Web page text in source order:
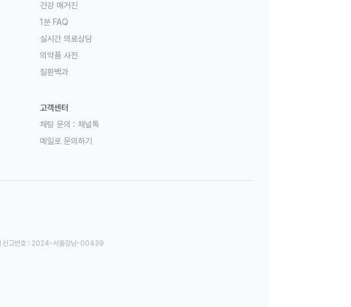
건강 매거진
1분 FAQ
실시간 의료상담
의약품 사전
질환백과
고객센터
채팅 문의 : 채널톡
메일로 문의하기
신고번호 : 2024-서울강남-00439